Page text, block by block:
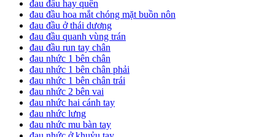
đau đầu hay quên
đau đầu hoa mắt chóng mặt buồn nôn
đau đầu ở thái dương
đau đầu quanh vùng trán
đau đầu run tay chân
đau nhức 1 bên chân
đau nhức 1 bên chân phải
đau nhức 1 bên chân trái
đau nhức 2 bên vai
đau nhức hai cánh tay
đau nhức lưng
đau nhức mu bàn tay